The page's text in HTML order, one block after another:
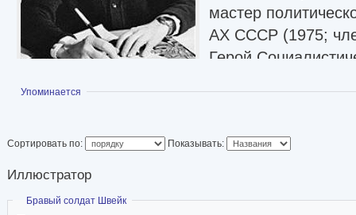
мастер
АХ СССР (1975;
Герой
Статья в Википедии
иллюстрации
Показать
Упоминается
Сортировать по: Показывать:
Иллюстратор
Скрыть
Бравый солдат Швейк